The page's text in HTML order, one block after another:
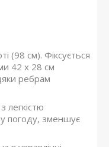
(98 см). Фіксується
42 х 28 см
ребрам
легкістю
погоду, зменшує